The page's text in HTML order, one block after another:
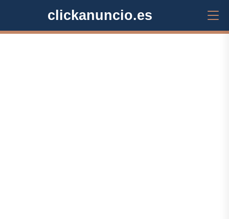
clickanuncio.es